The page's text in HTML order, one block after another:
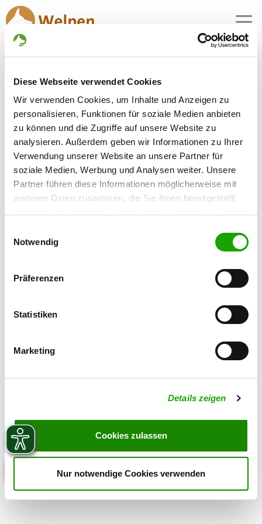
Diese Webseite verwendet Cookies
Wir verwenden Cookies, um Inhalte und Anzeigen zu
personalisieren, Funktionen für soziale Medien anbieten
zu können und die Zugriffe auf unsere Website zu
analysieren. Außerdem geben wir Informationen zu Ihrer
Verwendung unserer Website an unsere Partner für
soziale Medien, Werbung und Analysen weiter. Unsere
Partner führen diese Informationen möglicherweise mit
weiteren Daten zusammen, die Sie ihnen bereitgestellt
Cookies, wenn Sie unsere Webseite weiterhin nutzen.
Notwendig
Präferenzen
Statistiken
Marketing
Details zeigen
Cookies zulassen
Nur notwendige Cookies verwenden
MENU
Deutsche Schäferhundwelpen
kaufen - Angebote in Berlin
2 Züchter mit aktuellen Angeboten für
Schäferhundwelpen im Bundesland Berlin
gefunden
Zuchtstätte: vom Hause Guhl
Details
Singdrosselsteig 4
13629 Berlin
Details
Öschelbronner Weg 22
Welpen zur Verfügung